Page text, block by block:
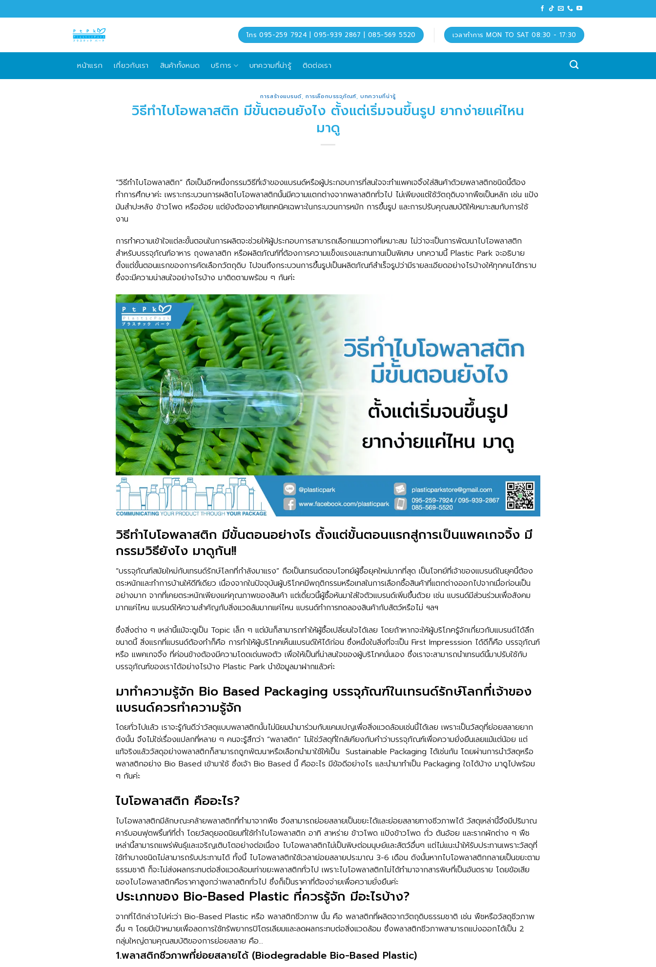
to
โทร 095-259 7924 | 095-939 2867 | 085-569 5520 เวลาทำการ MON TO SAT 08:30 - 17:30
หน้าแรก เกี่ยวกับเรา สินค้าทั้งหมด บริการ บทความที่น่ารู้ ติดต่อเรา
การสร้างแบรนด์,การเลือกบรรจุภัณฑ์,บทความที่น่ารู้
วิธีทำไบโอพลาสติก มีขั้นตอนยังไง ตั้งแต่เริ่มจนขึ้นรูป ยากง่ายแค่ไหน
มาดู
“วิธีทำไบโอพลาสติก” ถือเป็นอีกหนึ่งกรรมวิธีที่เจ้าของแบรนด์หรือผู้ประกอบการที่สนใจจะทำแพคเจจิ้งใส่สินค้าด้วยพลาสติกชนิดนี้ต้อง
ทำการศึกษาค่ะ เพราะกระบวนการผลิตไบโอพลาสติกนั้นมีความแตกต่างจากพลาสติกทั่วไป ไม่เพียงแต่ใช้วัตถุดิบจากพืชเป็นหลัก เช่น แป้ง
มันสำปะหลัง ข้าวโพด หรืออ้อย แต่ยังต้องอาศัยเทคนิคเฉพาะในกระบวนการหมัก การขึ้นรูป และการปรับคุณสมบัติให้เหมาะสมกับการใช้
งาน
การทำความเข้าใจแต่ละขั้นตอนในการผลิตจะช่วยให้ผู้ประกอบการสามารถเลือกแนวทางที่เหมาะสม ไม่ว่าจะเป็นการพัฒนาไบโอพลาสติก
สำหรับบรรจุภัณฑ์อาหาร ถุงพลาสติก หรือผลิตภัณฑ์ที่ต้องการความแข็งแรงและทนทานเป็นพิเศษ บทความนี้ Plastic Park จะอธิบาย
ตั้งแต่ขั้นตอนแรกของการคัดเลือกวัตถุดิบ ไปจนถึงกระบวนการขึ้นรูปเป็นผลิตภัณฑ์สำเร็จรูปว่ามีรายละเอียดอย่างไรบ้างให้ทุกคนได้ทราบ
ซึ่งจะมีความน่าสนใจอย่างไรบ้าง มาติดตามพร้อม ๆ กันค่ะ
วิธีทำไบโอพลาสติก มีขั้นตอนอย่างไร ตั้งแต่ขั้นตอนแรกสู่การเป็นแพคเกจจิ้ง มี
กรรมวิธียังไง มาดูกัน!!
“บรรจุภัณฑ์สมัยใหม่กับเทรนด์รักษ์โลกที่กำลังมาแรง” ถือเป็นเทรนด์ตอบโจทย์ผู้ซื้อยุคใหม่มากที่สุด เป็นโจทย์ที่เจ้าของแบรนด์ในยุคนี้ต้อง
ตระหนักและทำการบ้านให้ดีทีเดียว เนื่องจากในปัจจุบันผู้บริโภคมีพฤติกรรมหรือเทสในการเลือกซื้อสินค้าที่แตกต่างออกไปจากเมื่อก่อนเป็น
อย่างมาก จากที่เคยตระหนักเพียงแค่คุณภาพของสินค้า แต่เดี๋ยวนี้ผู้ซื้อหันมาใส่ใจตัวแบรนด์เพิ่มขึ้นด้วย เช่น แบรนด์มีส่วนร่วมเพื่อสังคม
มากแค่ไหน แบรนด์ให้ความสำคัญกับสิ่งแวดล้มมากแค่ไหน แบรนด์ทำการทดลองสินค้ากับสัตว์หรือไม่ ฯลฯ
ซึ่งสิ่งต่าง ๆ เหล่านี้แม้จะดูเป็น Topic เล็ก ๆ แต่มันก็สามารถทำให้ผู้ซื้อเปลี่ยนใจได้เลย โดยถ้าหากจะให้ผู้บริโภครู้จักเกี่ยวกับแบรนด์ได้ลึก
ขนาดนี้ สิ่งแรกที่แบรนด์ต้องทำก็คือ การทำให้ผู้บริโภคเห็นแบรนด์ให้ได้ก่อน ซึ่งหนึ่งในสิ่งที่จะเป็น First Impresssion ได้ดีก็คือ บรรจุภัณฑ์
หรือ แพคเกจจิ้ง ที่ค่อนข้างต้องมีความโดดเด่นพอตัว เพื่อให้เป็นที่น่าสนใจของผู้บริโภคนั่นเอง ซึ่งเราจะสามารถนำเทรนด์นี้มาปรับใช้กับ
บรรจุภัณฑ์ของเราได้อย่างไรบ้าง Plastic Park นำข้อมูลมาฝากแล้วค่ะ
มาทำความรู้จัก Bio Based Packaging บรรจุภัณฑ์ในเทรนด์รักษ์โลกที่เจ้าของ
แบรนด์ควรทำความรู้จัก
โดยทั่วไปแล้ว เราจะรู้กันดีว่าวัสดุแบบพลาสติกนั้นไม่นิยมนำมาร่วมกับแคมเปญเพื่อสิ่งแวดล้อมเช่นนี้ได้เลย เพราะเป็นวัสดุที่ย่อยสลายยาก
ดังนั้น จึงไม่ใช่เรื่องแปลกที่หลาย ๆ คนจะรู้สึกว่า “พลาสติก” ไม่ใช่วัสดุที่ใกล้เคียงกับคำว่าบรรจุภัณฑ์เพื่อความยั่งยืนเลยแม้แต่น้อย แต่
แท้จริงแล้ววัสดุอย่างพลาสติกก็สามารถถูกพัฒนาหรือเลือกนำมาใช้ให้เป็น Sustainable Packaging ได้เช่นกัน โดยผ่านการนำวัสดุหรือ
พลาสติกอย่าง Bio Based เข้ามาใช้ ซึ่งเจ้า Bio Based นี้ คืออะไร มีข้อดีอย่างไร และนำมาทำเป็น Packaging ใดได้บ้าง มาดูไปพร้อม
ๆ กันค่ะ
ไบโอพลาสติก คืออะไร?
ไบโอพลาสติกมีลักษณะคล้ายพลาสติกที่ทำมาจากพืช จึงสามารถย่อยสลายเป็นขยะได้และย่อยสลายทางชีวภาพได้ วัสดุเหล่านี้จึงมีปริมาณ
คาร์บอนฟุตพริ้นท์ที่ต่ำ โดยวัสดุยอดนิยมที่ใช้ทำไบโอพลาสติก อาทิ สาหร่าย ข้าวโพด แป้งข้าวโพด ถั่ว ต้นอ้อย และรากผักต่าง ๆ พืช
เหล่านี้สามารถแพร่พันธุ์และเจริญเติบโตอย่างต่อเนื่อง ไบโอพลาสติกไม่เป็นพิษต่อมนุษย์และสัตว์อื่นๆ แต่ไม่แนะนำให้รับประทานเพราะวัสดุที่
ใช้ทำบางชนิดไม่สามารถรับประทานได้ ทั้งนี้ ไบโอพลาสติกใช้เวลาย่อยสลายประมาณ 3-6 เดือน ดังนั้นหากไบโอพลาสติกกลายเป็นขยะตาม
ธรรมชาติ ก็จะไม่ส่งผลกระทบต่อสิ่งแวดล้อมเท่าขยะพลาสติกทั่วไป เพราะไบโอพลาสติกไม่ได้ทำมาจากสารพิษที่เป็นอันตราย โดยข้อเสีย
ของไบโอพลาสติกคือราคาสูงกว่าพลาสติกทั่วไป ซึ่งก็เป็นราคาที่ต้องจ่ายเพื่อความยั่งยืนค่ะ
ประเภทของ Bio-Based Plastic ที่ควรรู้จัก มีอะไรบ้าง?
จากที่ได้กล่าวไปค่ะว่า Bio-Based Plastic หรือ พลาสติกชีวภาพ นั้น คือ พลาสติกที่ผลิตจากวัตถุดิบธรรมชาติ เช่น พืชหรือวัสดุชีวภาพ
อื่น ๆ โดยมีเป้าหมายเพื่อลดการใช้ทรัพยากรปิโตรเลียมและลดผลกระทบต่อสิ่งแวดล้อม ซึ่งพลาสติกชีวภาพสามารถแบ่งออกได้เป็น 2
กลุ่มใหญ่ตามคุณสมบัติของการย่อยสลาย คือ…
1.พลาสติกชีวภาพที่ย่อยสลายได้ (Biodegradable Bio-Based Plastic)